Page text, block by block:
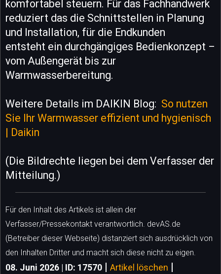
komfortabel steuern. Für das Fachhandwerk
reduziert das die Schnittstellen in Planung
und Installation, für die Endkunden
entsteht ein durchgängiges Bedienkonzept –
vom Außengerät bis zur
Warmwasserbereitung.
Weitere Details im DAIKIN Blog: So nutzen
Sie Ihr Warmwasser effizient und hygienisch
| Daikin
(Die Bildrechte liegen bei dem Verfasser der
Mitteilung.)
Für den Inhalt des Artikels ist allein der
Verfasser/Pressekontakt verantwortlich. devAS.de
(Betreiber dieser Webseite) distanziert sich ausdrücklich von
den Inhalten Dritter und macht sich diese nicht zu eigen.
08. Juni 2026 | ID: 17570 | Artikel löschen |